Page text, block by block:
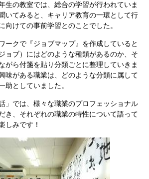
生の教室では、総合の学習が行われていま
いてみると、キャリア教育の一環として行
向けての事前学習とのことでした。
ークで『ジョブマップ』を作成していると
ョブ）にはどのような種類があるのか、そ
がら付箋を貼り分類ごとに整理していきま
味がある職業は、どのような分類に属して
助としていました。
」では、様々な職業のプロフェッショナル
き、それぞれの職業の特性について語って
しみです！